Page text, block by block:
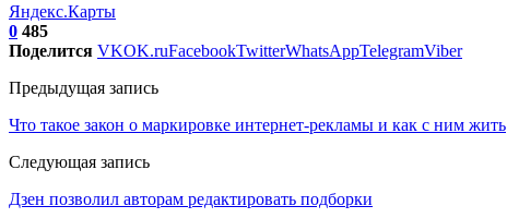
Яндекс.Карты
0 485
Поделится VKOK.ruFacebookTwitterWhatsAppTelegramViber
Предыдущая запись
Что такое закон о маркировке интернет-рекламы и как с ним жить
Следующая запись
Дзен позволил авторам редактировать подборки